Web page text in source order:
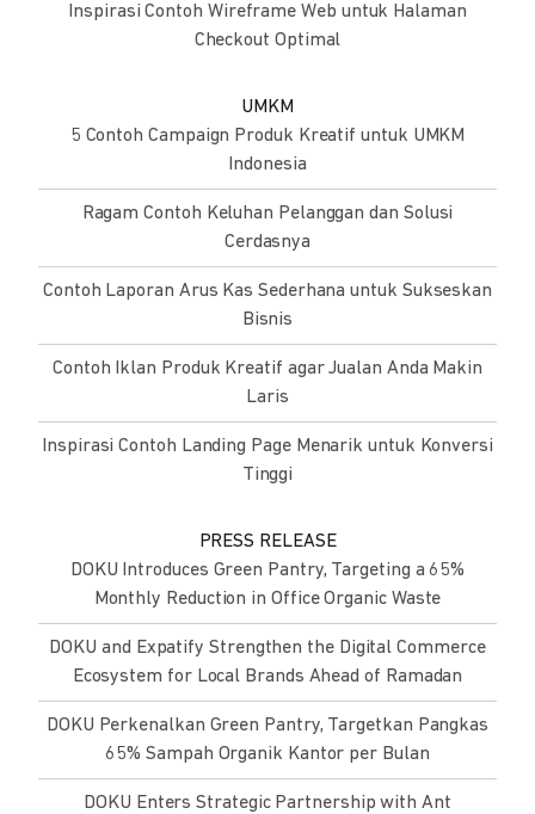
Inspirasi Contoh Wireframe Web untuk Halaman
Checkout Optimal
UMKM
5 Contoh Campaign Produk Kreatif untuk UMKM
Indonesia
Ragam Contoh Keluhan Pelanggan dan Solusi
Cerdasnya
Contoh Laporan Arus Kas Sederhana untuk Sukseskan
Bisnis
Contoh Iklan Produk Kreatif agar Jualan Anda Makin
Laris
Inspirasi Contoh Landing Page Menarik untuk Konversi
Tinggi
PRESS RELEASE
DOKU Introduces Green Pantry, Targeting a 65%
Monthly Reduction in Office Organic Waste
DOKU and Expatify Strengthen the Digital Commerce
Ecosystem for Local Brands Ahead of Ramadan
DOKU Perkenalkan Green Pantry, Targetkan Pangkas
65% Sampah Organik Kantor per Bulan
DOKU Enters Strategic Partnership with Ant